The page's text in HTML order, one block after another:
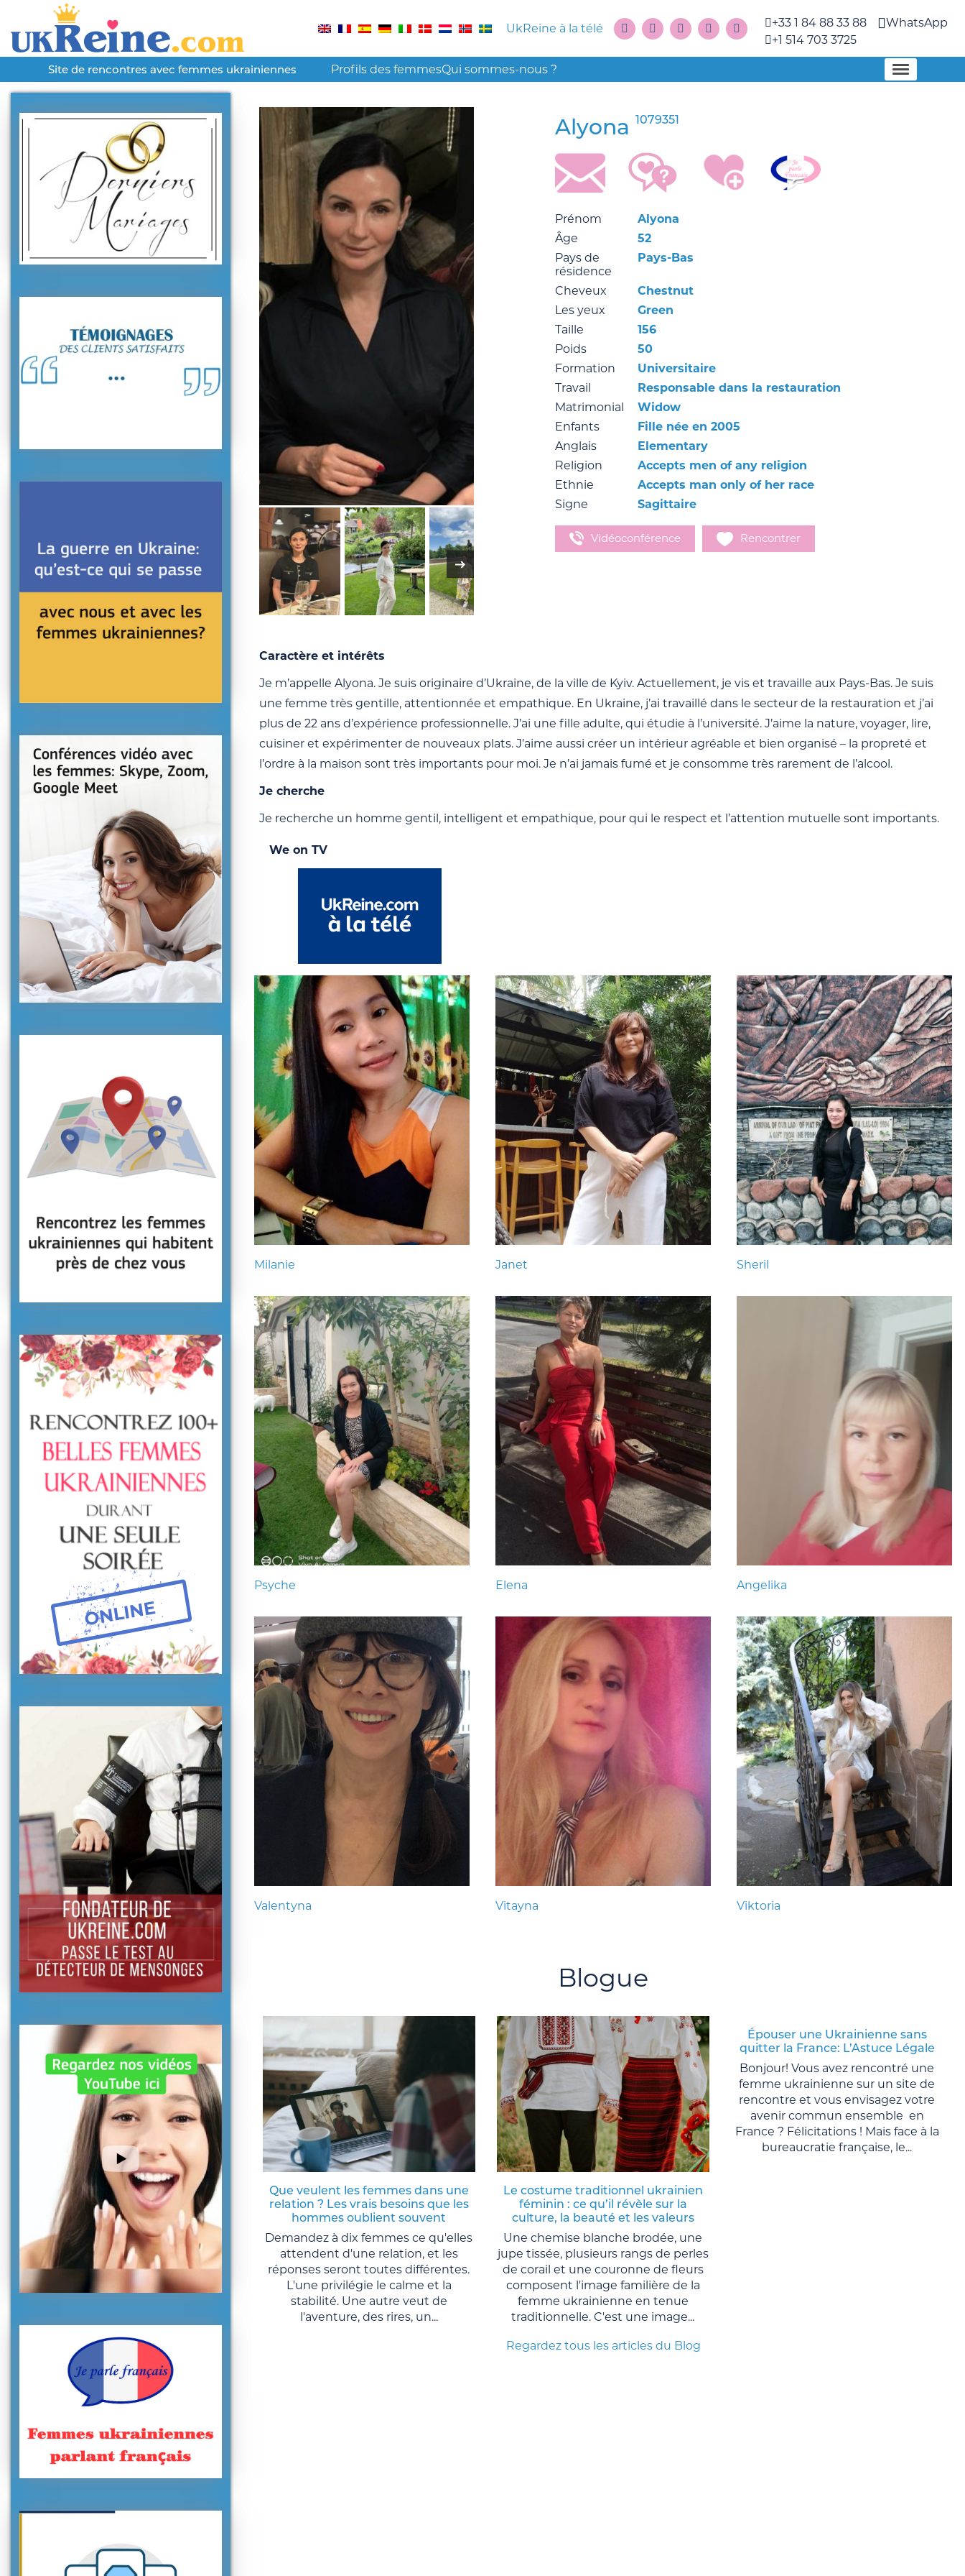
UkReine à la télé
+33 1 84 88 33 88
+1 514 703 3725
WhatsApp
Site de rencontres avec femmes ukrainiennes Profils des femmesQui sommes-nous ?
Alyona 1079351
Prénom
Alyona
Âge
52
Pays de
résidence
Pays-Bas
Cheveux
Chestnut
Les yeux
Green
Taille
156
Poids
50
Formation
Universitaire
Travail
Responsable dans la restauration
Matrimonial
Widow
Enfants
Fille née en 2005
Anglais
Elementary
Religion
Accepts men of any religion
Ethnie
Accepts man only of her race
Signe
Sagittaire
Vidéoconférence Rencontrer
Caractère et intérêts
Je m’appelle Alyona. Je suis originaire d’Ukraine, de la ville de Kyiv. Actuellement, je vis et travaille aux Pays-Bas. Je suis
une femme très gentille, attentionnée et empathique. En Ukraine, j’ai travaillé dans le secteur de la restauration et j’ai
plus de 22 ans d’expérience professionnelle. J’ai une fille adulte, qui étudie à l’université. J’aime la nature, voyager, lire,
cuisiner et expérimenter de nouveaux plats. J’aime aussi créer un intérieur agréable et bien organisé – la propreté et
l’ordre à la maison sont très importants pour moi. Je n’ai jamais fumé et je consomme très rarement de l’alcool.
Je cherche
Je recherche un homme gentil, intelligent et empathique, pour qui le respect et l’attention mutuelle sont importants.
We on TV
Milanie Janet Sheril
Psyche Elena Angelika
Valentyna Vitayna Viktoria
Blogue
Que veulent les femmes dans une
relation ? Les vrais besoins que les
hommes oublient souvent
Demandez à dix femmes ce qu'elles
attendent d'une relation, et les
réponses seront toutes différentes.
L'une privilégie le calme et la
stabilité. Une autre veut de
l'aventure, des rires, un...
Le costume traditionnel ukrainien
féminin : ce qu’il révèle sur la
culture, la beauté et les valeurs
Une chemise blanche brodée, une
jupe tissée, plusieurs rangs de perles
de corail et une couronne de fleurs
composent l'image familière de la
femme ukrainienne en tenue
traditionnelle. C'est une image...
Épouser une Ukrainienne sans
quitter la France: L’Astuce Légale
Bonjour! Vous avez rencontré une
femme ukrainienne sur un site de
rencontre et vous envisagez votre
avenir commun ensemble en
France ? Félicitations ! Mais face à la
bureaucratie française, le...
Regardez tous les articles du Blog